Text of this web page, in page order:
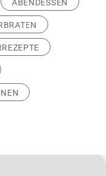
ABENDESSEN